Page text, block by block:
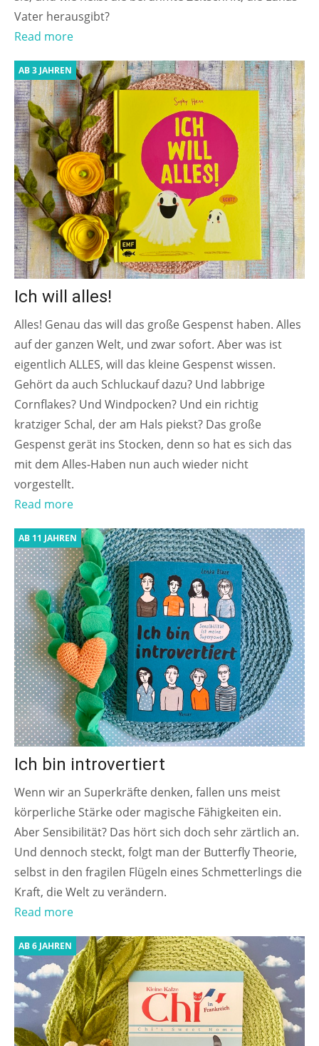
Vater herausgibt?
Read more
AB 3 JAHREN
Ich will alles!
Alles! Genau das will das große Gespenst haben. Alles
auf der ganzen Welt, und zwar sofort. Aber was ist
eigentlich ALLES, will das kleine Gespenst wissen.
Gehört da auch Schluckauf dazu? Und labbrige
Cornflakes? Und Windpocken? Und ein richtig
kratziger Schal, der am Hals piekst? Das große
Gespenst gerät ins Stocken, denn so hat es sich das
mit dem Alles-Haben nun auch wieder nicht
vorgestellt.
Read more
AB 11 JAHREN
Ich bin introvertiert
Wenn wir an Superkräfte denken, fallen uns meist
körperliche Stärke oder magische Fähigkeiten ein.
Aber Sensibilität? Das hört sich doch sehr zärtlich an.
Und dennoch steckt, folgt man der Butterfly Theorie,
selbst in den fragilen Flügeln eines Schmetterlings die
Kraft, die Welt zu verändern.
Read more
AB 6 JAHREN